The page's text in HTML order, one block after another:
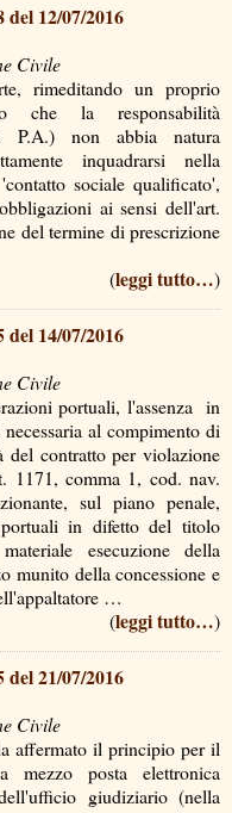
del 12/07/2016
Civile
rimeditando un proprio
che la responsabilità
P.A.) non abbia natura
inquadrarsi nella
sociale qualificato',
ai sensi dell'art.
del termine di prescrizione
(leggi tutto…)
del 14/07/2016
Civile
portuali, l'assenza ­ in
al compimento di
contratto per violazione
1171, comma 1, cod. nav.
sul piano penale,
in difetto del titolo
esecuzione della
munito della concessione e
…
(leggi tutto…)
del 21/07/2016
Civile
affermato il principio per il
mezzo posta elettronica
giudiziario (nella